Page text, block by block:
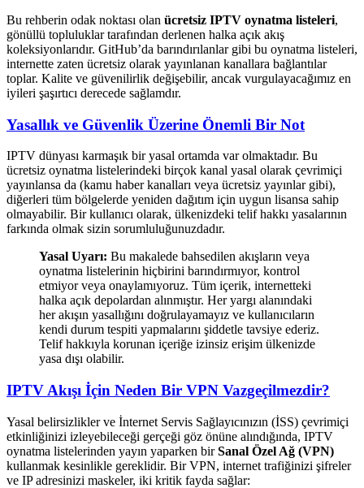
Bu rehberin odak noktası olan ücretsiz IPTV oynatma listeleri,
gönüllü topluluklar tarafından derlenen halka açık akış
koleksiyonlarıdır. GitHub’da barındırılanlar gibi bu oynatma listeleri,
internette zaten ücretsiz olarak yayınlanan kanallara bağlantılar
toplar. Kalite ve güvenilirlik değişebilir, ancak vurgulayacağımız en
iyileri şaşırtıcı derecede sağlamdır.
Yasallık ve Güvenlik Üzerine Önemli Bir Not
IPTV dünyası karmaşık bir yasal ortamda var olmaktadır. Bu
ücretsiz oynatma listelerindeki birçok kanal yasal olarak çevrimiçi
yayınlansa da (kamu haber kanalları veya ücretsiz yayınlar gibi),
diğerleri tüm bölgelerde yeniden dağıtım için uygun lisansa sahip
olmayabilir. Bir kullanıcı olarak, ülkenizdeki telif hakkı yasalarının
farkında olmak sizin sorumluluğunuzdadır.
Yasal Uyarı: Bu makalede bahsedilen akışların veya
oynatma listelerinin hiçbirini barındırmıyor, kontrol
etmiyor veya onaylamıyoruz. Tüm içerik, internetteki
halka açık depolardan alınmıştır. Her yargı alanındaki
her akışın yasallığını doğrulayamayız ve kullanıcıların
kendi durum tespiti yapmalarını şiddetle tavsiye ederiz.
Telif hakkıyla korunan içeriğe izinsiz erişim ülkenizde
yasa dışı olabilir.
IPTV Akışı İçin Neden Bir VPN Vazgeçilmezdir?
Yasal belirsizlikler ve İnternet Servis Sağlayıcınızın (İSS) çevrimiçi
etkinliğinizi izleyebileceği gerçeği göz önüne alındığında, IPTV
oynatma listelerinden yayın yaparken birSanal Özel Ağ (VPN)
kullanmak kesinlikle gereklidir. Bir VPN, internet trafiğinizi şifreler
ve IP adresinizi maskeler, iki kritik fayda sağlar: